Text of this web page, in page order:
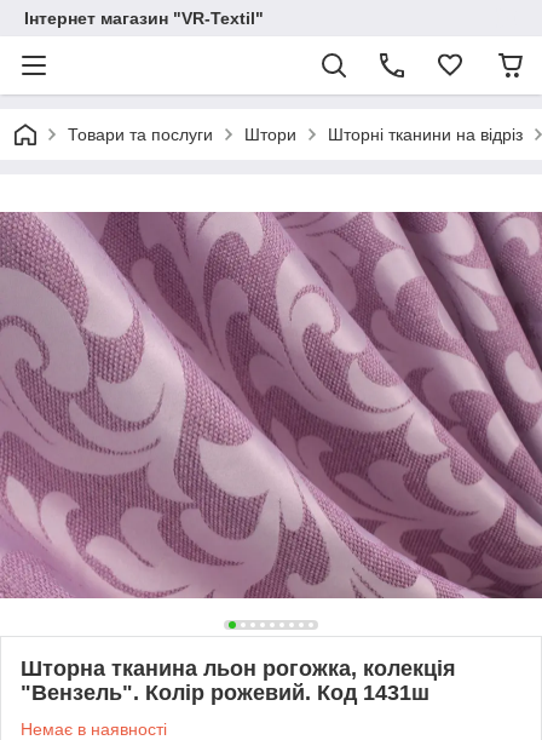
Інтернет магазин "VR-Textil"
Товари та послуги Штори Шторні тканини на відріз
Шторна тканина льон рогожка, колекція
"Вензель". Колір рожевий. Код 1431ш
Немає в наявності